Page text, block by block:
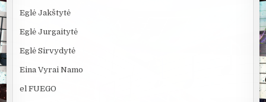
Eglė Jakštytė
Eglė Jurgaitytė
Eglė Sirvydytė
Eina Vyrai Namo
el FUEGO